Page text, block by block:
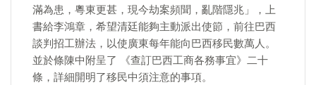
滿為患，粵東更甚，現今劫案頻聞，亂階隱兆」，上
書給李鴻章，希望清廷能夠主動派出使節，前往巴西
談判招工辦法，以使廣東每年能向巴西移民數萬人。
並於條陳中附呈了 《查訂巴西工商各務事宜》二十
條，詳細開明了移民中須注意的事項。